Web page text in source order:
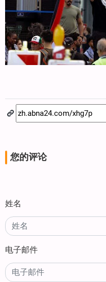
您的评论
姓名
电子邮件